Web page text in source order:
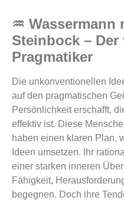
♒ Wassermann
Steinbock –
Pragmatiker
Die unkonventionellen
auf den pragmatischen
Persönlichkeit erschafft,
effektiv ist. Diese
haben einen klaren Plan,
Ideen umsetzen. Ihr
einer starken inneren
Fähigkeit,
begegnen. Doch ihre